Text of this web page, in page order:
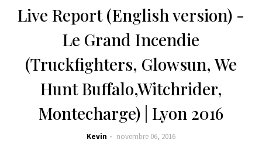
Live Report (English version) -
Le Grand Incendie
(Truckfighters, Glowsun, We
Hunt Buffalo,Witchrider,
Montecharge) | Lyon 2016
Kevin novembre 06, 2016